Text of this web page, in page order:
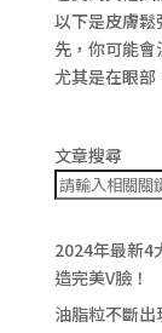
以下是皮膚鬆
先，你可能會
尤其是在眼
文章搜尋
2024年最新4
造完美V臉！
油脂粒不斷